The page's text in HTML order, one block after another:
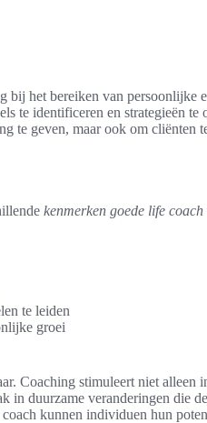
bij het bereiken van persoonlijke
te identificeren en strategieën te
te geven, maar ook om cliënten
kenmerken goede life coach
te leiden
groei
Coaching stimuleert niet alleen
in duurzame veranderingen die
kunnen individuen hun